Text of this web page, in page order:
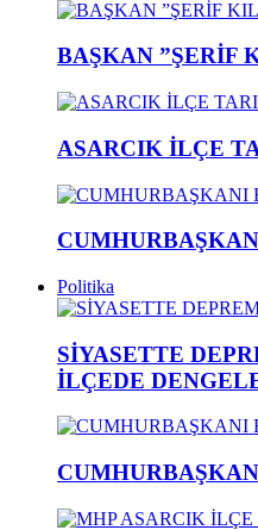
BAŞKAN ”ŞERİF
ASARCIK İLÇE
Politika
SİYASETTE
İLÇEDE